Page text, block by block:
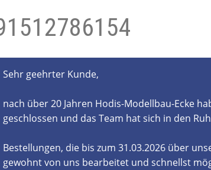
und Elektronikgeräte Verordnung
Sehr geehrter Kunde,
nach über 20 Jahren Hodis-Modellbau-Ecke
geschlossen und das Team hat sich in den
Bestellungen, die bis zum 31.03.2026 über
gewohnt von uns bearbeitet und schnellst